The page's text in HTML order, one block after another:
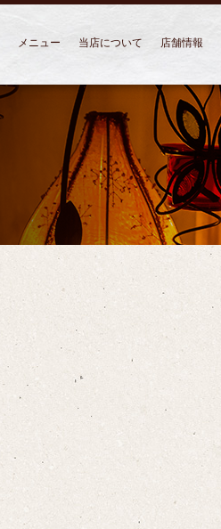
メニュー 当店について 店舗情報